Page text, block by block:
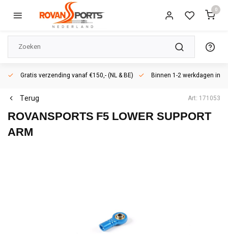
0
Gratis verzending vanaf €150,- (NL & BE) Binnen 1-2 werkdagen in
Terug Art: 171053
ROVANSPORTS F5 LOWER SUPPORT
ARM